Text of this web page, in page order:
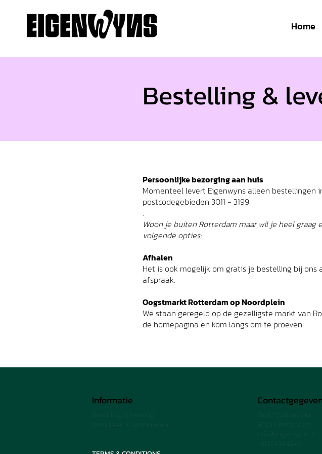
Home
Bestelling &
Persoonlijke bezorging aan huis
Momenteel levert Eigenwyns alleen bestellingen
postcodegebieden 3011 - 3199
.
Woon je buiten Rotterdam maar wil je heel
volgende opties:
Afhalen
Het is ook mogelijk om gratis je bestelling bij
afspraak.
Oogstmarkt Rotterdam op Noordplein
We staan geregeld op de gezelligste markt van
de homepagina en kom langs om te proeven!
Informatie